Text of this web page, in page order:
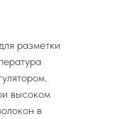
разметки
высоком
в